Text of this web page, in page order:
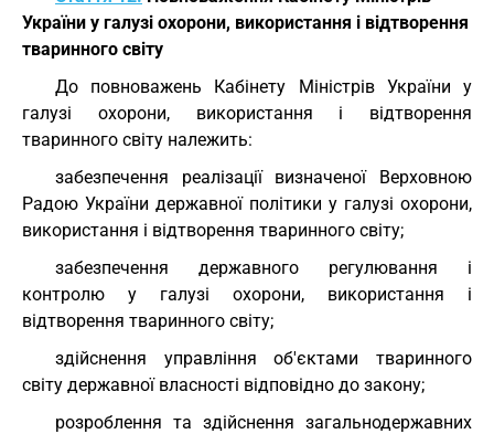
України у галузі охорони, використання і відтворення
тваринного світу
До повноважень Кабінету Міністрів України у
галузі охорони, використання і відтворення
тваринного світу належить:
забезпечення реалізації визначеної Верховною
Радою України державної політики у галузі охорони,
використання і відтворення тваринного світу;
забезпечення державного регулювання і
контролю у галузі охорони, використання і
відтворення тваринного світу;
здійснення управління об'єктами тваринного
світу державної власності відповідно до закону;
розроблення та здійснення загальнодержавних